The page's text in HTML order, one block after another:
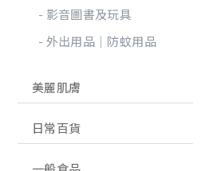
影音圖書及玩具
外出用品│防蚊用品
美麗肌膚
日常百貨